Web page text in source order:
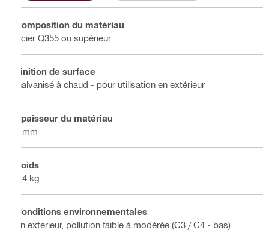
Composition du matériau
Acier Q355 ou supérieur
Finition de surface
Galvanisé à chaud - pour utilisation en extérieur
Épaisseur du matériau
3 mm
Poids
0.4 kg
Conditions environnementales
En extérieur, pollution faible à modérée (C3 / C4 - bas)